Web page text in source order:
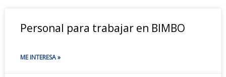
Personal para trabajar en BIMBO
ME INTERESA »